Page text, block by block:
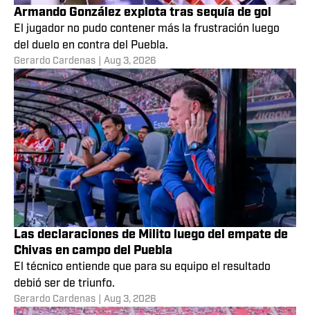
Armando González explota tras sequía de gol
El jugador no pudo contener más la frustración luego
del duelo en contra del Puebla.
Gerardo Cardenas Aug 3, 2026
Las declaraciones de Milito luego del empate de
Chivas en campo del Puebla
El técnico entiende que para su equipo el resultado
debió ser de triunfo.
Gerardo Cardenas Aug 3, 2026